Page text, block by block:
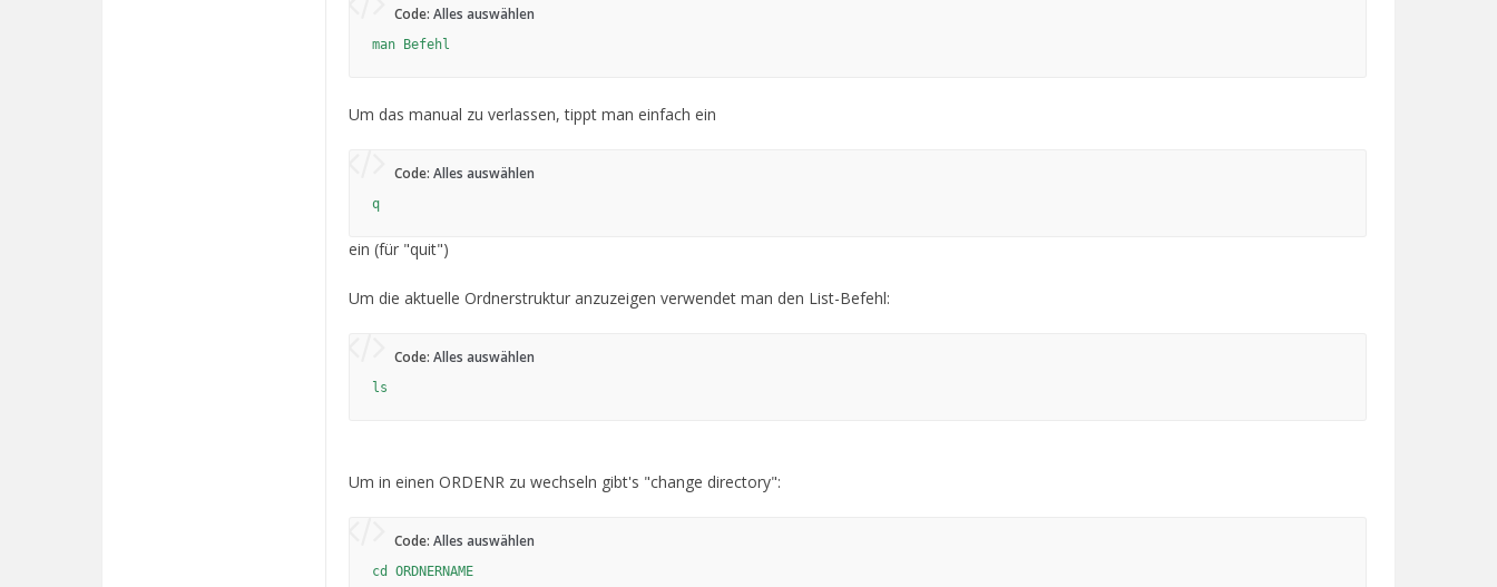
Code: Alles auswählen
man Befehl
Um das manual zu verlassen, tippt man einfach ein
Code: Alles auswählen
q
ein (für "quit")
Um die aktuelle Ordnerstruktur anzuzeigen verwendet man den List-Befehl:
Code: Alles auswählen
ls
Um in einen ORDENR zu wechseln gibt's "change directory":
Code: Alles auswählen
cd ORDNERNAME